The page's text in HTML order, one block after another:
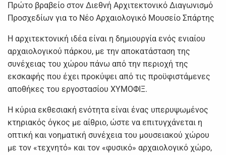
Πρώτο βραβείο στον Διεθνή Αρχιτεκτονικό Διαγωνισμό
Προσχεδίων για το Νέο Αρχαιολογικό Μουσείο Σπάρτης
Η αρχιτεκτονική ιδέα είναι η δημιουργία ενός ενιαίου
αρχαιολογικού πάρκου, με την αποκατάσταση της
συνέχειας του χώρου πάνω από την περιοχή της
εκσκαφής που έχει προκύψει από τις προϋφιστάμενες
αποθήκες του εργοστασίου ΧΥΜΟΦΙΞ.
Η κύρια εκθεσιακή ενότητα είναι ένας υπερυψωμένος
κτηριακός όγκος με αίθριο, ώστε να επιτυγχάνεται η
οπτική και νοηματική συνέχεια του μουσειακού χώρου
με τον «τεχνητό» και τον «φυσικό» αρχαιολογικό χώρο,